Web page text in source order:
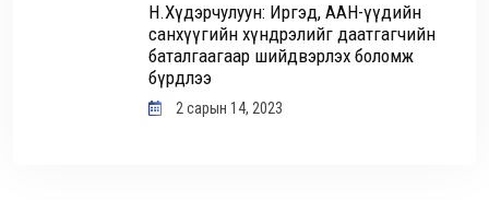
Н.Хүдэрчулуун: Иргэд, ААН-үүдийн
санхүүгийн хүндрэлийг даатгагчийн
баталгаагаар шийдвэрлэх боломж
бүрдлээ
2 сарын 14, 2023